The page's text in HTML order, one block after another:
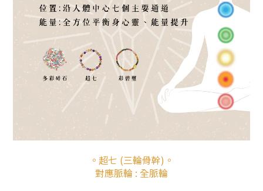
。超七 (三輪骨幹)。
對應脈輪 : 全脈輪